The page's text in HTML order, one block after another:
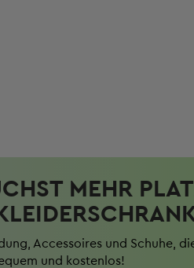
MEHR
Accessoires und Schuhe,
und kostenlos!